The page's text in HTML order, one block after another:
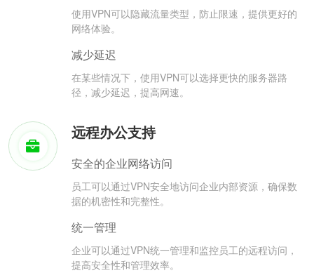
使用VPN可以隐藏流量类型，防止限速，提供更好的
网络体验。
减少延迟
在某些情况下，使用VPN可以选择更快的服务器路
径，减少延迟，提高网速。
远程办公支持
安全的企业网络访问
员工可以通过VPN安全地访问企业内部资源，确保数
据的机密性和完整性。
统一管理
企业可以通过VPN统一管理和监控员工的远程访问，
提高安全性和管理效率。